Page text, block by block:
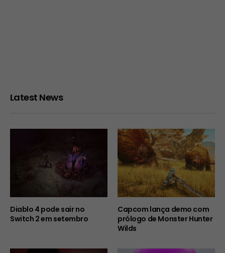
Latest News
Diablo 4 pode sair no
Switch 2 em setembro
Capcom lança demo com
prólogo de Monster Hunter
Wilds